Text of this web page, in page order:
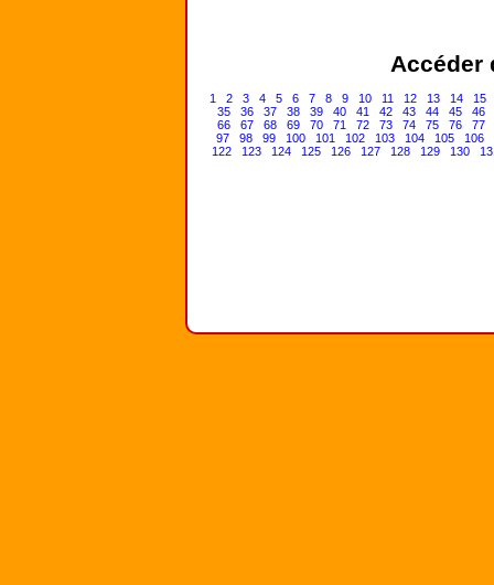
Accéder
1 2 3 4 5 6 7 8 9 10 11 12 13 14
15
35
36 37 38 39 40 41 42 43 44 45
46
66
67 68 69 70 71 72 73 74 75 76
77
97
98 99 100 101 102 103 104 105
106
122
123 124 125 126 127 128 129 130